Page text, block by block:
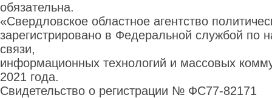
обязательна.
«Свердловское областное агентство
зарегистрировано в Федеральной службой по
связи,
информационных технологий и массовых
2021 года.
Свидетельство о регистрации № ФС77-82171